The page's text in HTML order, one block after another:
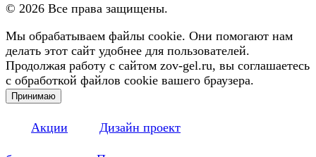
© 2026 Все права защищены.
Мы обрабатываем файлы cookie. Они помогают нам
делать этот сайт удобнее для пользователей.
Продолжая работу с сайтом zov-gel.ru, вы соглашаетесь
с обработкой файлов cookie вашего браузера.
Принимаю
Акции Дизайн проект